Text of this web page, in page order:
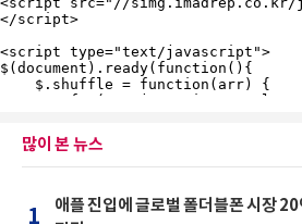
많이 본 뉴스
1
애플 진입에 글로벌 폴더블폰 시장